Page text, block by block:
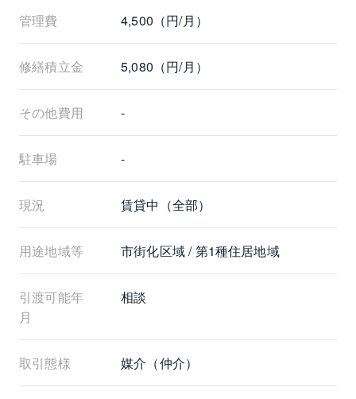
管理費 4,500（円/月）
修繕積立金 5,080（円/月）
その他費用 -
駐車場 -
現況 賃貸中（全部）
用途地域等 市街化区域 / 第1種住居地域
引渡可能年
月
相談
取引態様 媒介（仲介）